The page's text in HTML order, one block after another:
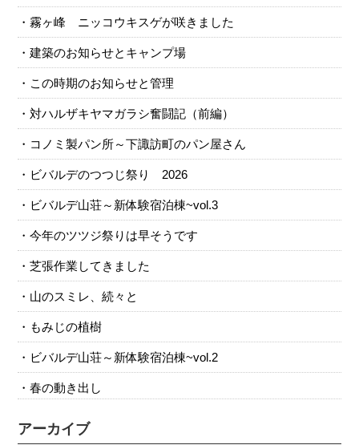
霧ヶ峰 ニッコウキスゲが咲きました
建築のお知らせとキャンプ場
この時期のお知らせと管理
対ハルザキヤマガラシ奮闘記（前編）
コノミ製パン所～下諏訪町のパン屋さん
ビバルデのつつじ祭り 2026
ビバルデ山荘～新体験宿泊棟~vol.3
今年のツツジ祭りは早そうです
芝張作業してきました
山のスミレ、続々と
もみじの植樹
ビバルデ山荘～新体験宿泊棟~vol.2
春の動き出し
アーカイブ